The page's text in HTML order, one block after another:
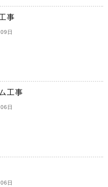
事
日
工事
日
日